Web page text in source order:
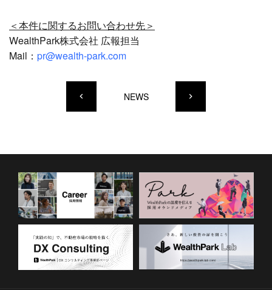
＜本件に関するお問い合わせ先＞
WealthPark株式会社 広報担当
Mail： pr@wealth-park.com
keyboard_arrow_left NEWS keyboard_arrow_right